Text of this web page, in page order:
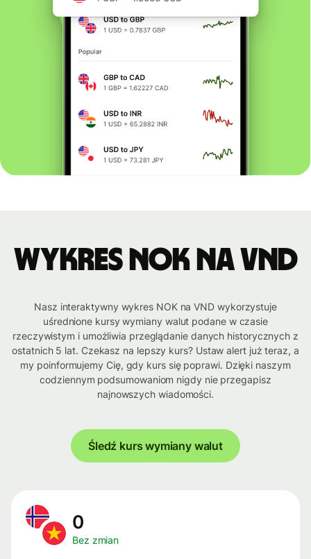
Wykres NOK na VND
Nasz interaktywny wykres NOK na VND wykorzystuje
uśrednione kursy wymiany walut podane w czasie
rzeczywistym i umożliwia przeglądanie danych historycznych z
ostatnich 5 lat. Czekasz na lepszy kurs? Ustaw alert już teraz, a
my poinformujemy Cię, gdy kurs się poprawi. Dzięki naszym
codziennym podsumowaniom nigdy nie przegapisz
najnowszych wiadomości.
Śledź kurs wymiany walut
0
Bez zmian